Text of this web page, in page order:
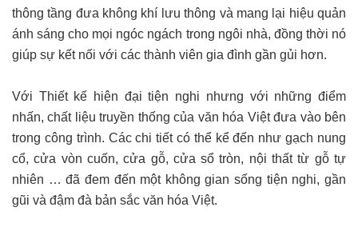
thông tầng đưa không khí lưu thông và mang lại hiệu quản
ánh sáng cho mọi ngóc ngách trong ngôi nhà, đồng thời nó
giúp sự kết nối với các thành viên gia đình gần gủi hơn.
Với Thiết kế hiện đại tiện nghi nhưng với những điểm
nhấn, chất liệu truyền thống của văn hóa Việt đưa vào bên
trong công trình. Các chi tiết có thể kể đến như gạch nung
cổ, cửa vòn cuốn, cửa gỗ, cửa sổ tròn, nội thất từ gỗ tự
nhiên … đã đem đến một không gian sống tiện nghi, gần
gũi và đậm đà bản sắc văn hóa Việt.